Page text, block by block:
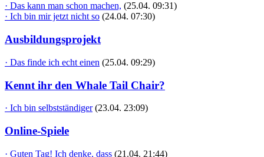
· Das kann man schon machen, (25.04. 09:31)
· Ich bin mir jetzt nicht so (24.04. 07:30)
Ausbildungsprojekt
· Das finde ich echt einen (25.04. 09:29)
Kennt ihr den Whale Tail Chair?
· Ich bin selbstständiger (23.04. 23:09)
Online-Spiele
· Guten Tag! Ich denke, dass (21.04. 21:44)